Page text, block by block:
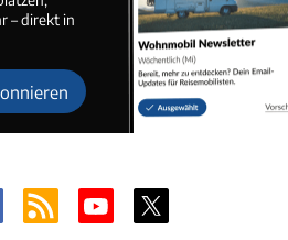
– direkt in